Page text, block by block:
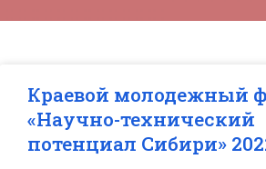
Краевой молодежный
«Научно-технический
потенциал Сибири»